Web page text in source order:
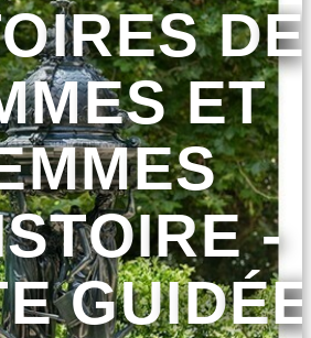
DE
ET
-